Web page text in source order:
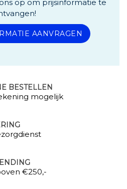
op om prijsinformatie te
AANVRAGEN
BESTELLEN
mogelijk
€250,-